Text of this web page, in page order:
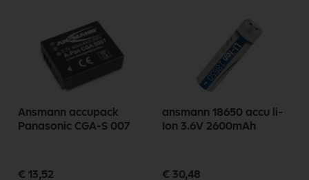
Ansmann accupack
Panasonic CGA-S 007
€ 13,52
ansmann 18650 accu li-
Ion 3.6V 2600mAh
€ 30,48